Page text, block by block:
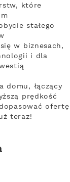
które
stałego
w biznesach,
i dla
domu, łączący
prędkość
ofertę
teraz!